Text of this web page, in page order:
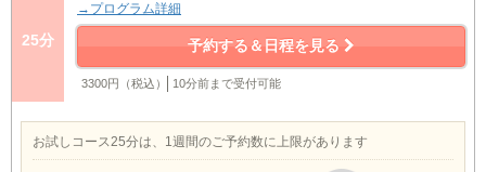
25分
→プログラム詳細
予約する＆日程を見る
3300円（税込） 10分前まで受付可能
お試しコース25分は、1週間のご予約数に上限があります